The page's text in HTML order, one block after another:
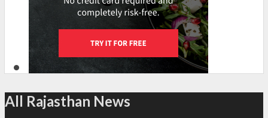
All Rajasthan News